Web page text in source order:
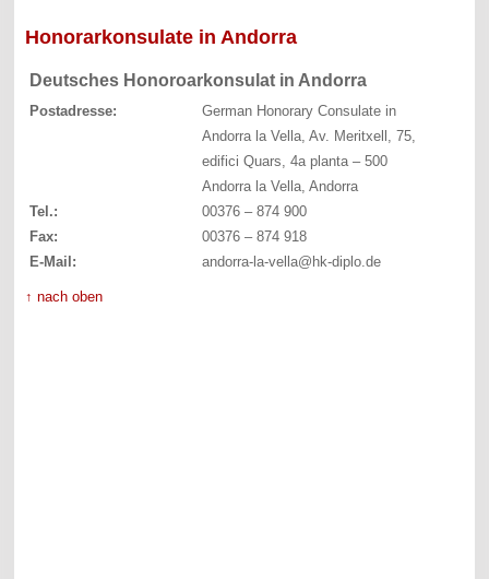
Honorarkonsulate in Andorra
Deutsches Honoroarkonsulat in Andorra
Postadresse:
German Honorary Consulate in
Andorra la Vella, Av. Meritxell, 75,
edifici Quars, 4a planta – 500
Andorra la Vella, Andorra
Tel.:
00376 – 874 900
Fax:
00376 – 874 918
E-Mail:
andorra-la-vella@hk-diplo.de
↑ nach oben